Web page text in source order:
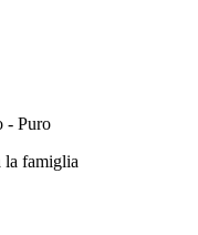
- Puro
la famiglia